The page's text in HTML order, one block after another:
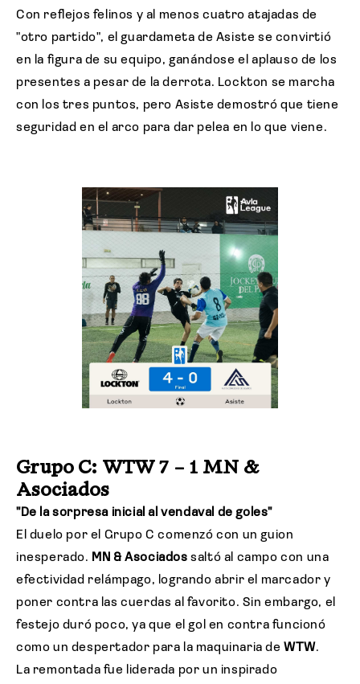
Con reflejos felinos y al menos cuatro atajadas de
"otro partido", el guardameta de Asiste se convirtió
en la figura de su equipo, ganándose el aplauso de los
presentes a pesar de la derrota. Lockton se marcha
con los tres puntos, pero Asiste demostró que tiene
seguridad en el arco para dar pelea en lo que viene.
Grupo C: WTW 7 – 1 MN &
Asociados
"De la sorpresa inicial al vendaval de goles"
El duelo por el Grupo C comenzó con un guion
inesperado. MN & Asociados saltó al campo con una
efectividad relámpago, logrando abrir el marcador y
poner contra las cuerdas al favorito. Sin embargo, el
festejo duró poco, ya que el gol en contra funcionó
como un despertador para la maquinaria deWTW.
La remontada fue liderada por un inspirado